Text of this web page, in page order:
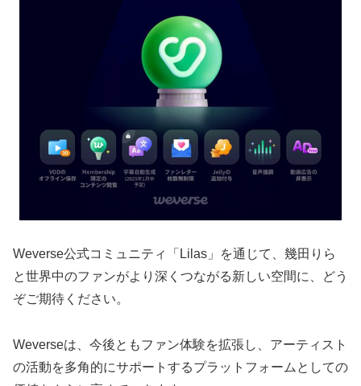
Weverse公式コミュニティ「Lilas」を通じて、幾田りら
と世界中のファンがより深くつながる新しい空間に、どう
ぞご期待ください。
Weverseは、今後ともファン体験を拡張し、アーティスト
の活動を多角的にサポートするプラットフォームとしての